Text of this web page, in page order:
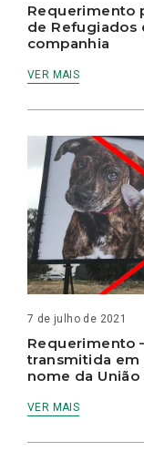
Requerimento
de Refugiados
companhia
VER MAIS
7 de julho de 2021
Requerimento
transmitida
nome da União
VER MAIS